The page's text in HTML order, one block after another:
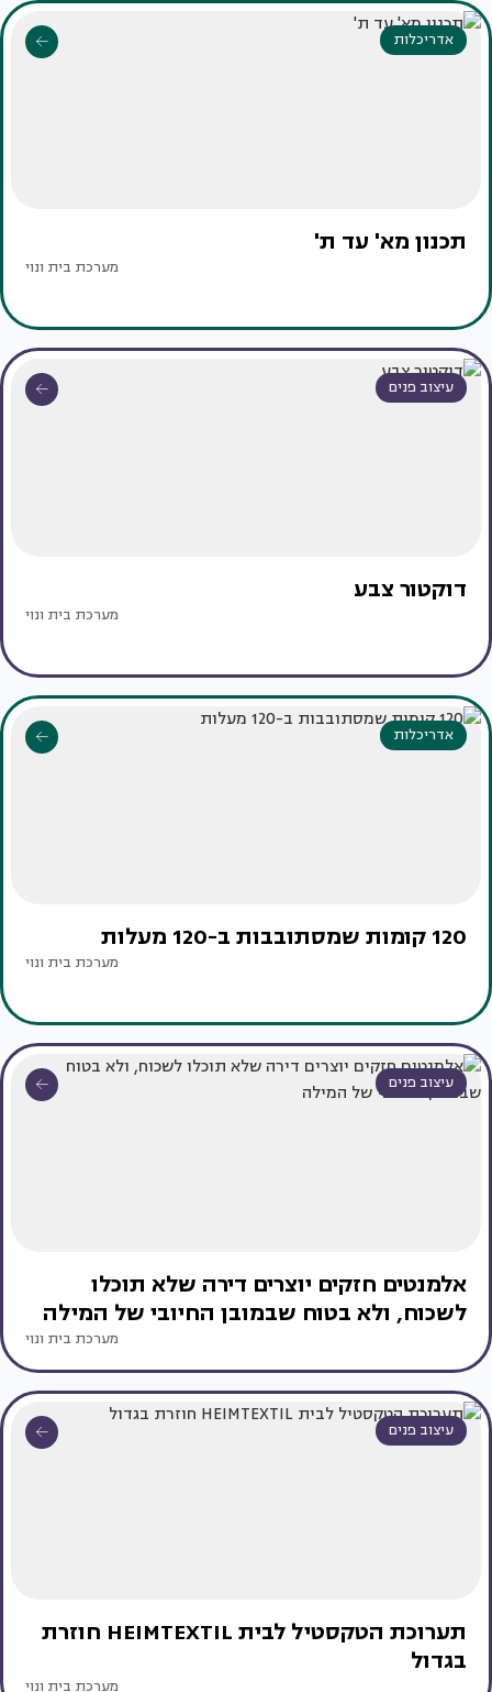
אדריכלות
תכנון מא' עד ת'
מערכת בית ונוי
עיצוב פנים
דוקטור צבע
מערכת בית ונוי
אדריכלות
120 קומות שמסתובבות ב-120 מעלות
מערכת בית ונוי
עיצוב פנים
אלמנטים חזקים יוצרים דירה שלא תוכלו
לשכוח, ולא בטוח שבמובן החיובי של המילה
מערכת בית ונוי
עיצוב פנים
תערוכת הטקסטיל לבית HEIMTEXTIL חוזרת
בגדול
מערכת בית ונוי